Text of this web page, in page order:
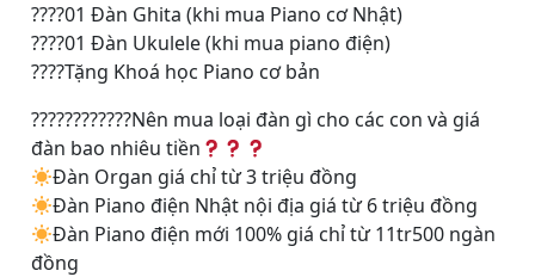
????01 Đàn Ghita (khi mua Piano cơ Nhật)
????01 Đàn Ukulele (khi mua piano điện)
????Tặng Khoá học Piano cơ bản
????????????Nên mua loại đàn gì cho các con và giá
đàn bao nhiêu tiền
Đàn Organ giá chỉ từ 3 triệu đồng
Đàn Piano điện Nhật nội địa giá từ 6 triệu đồng
Đàn Piano điện mới 100% giá chỉ từ 11tr500 ngàn
đồng